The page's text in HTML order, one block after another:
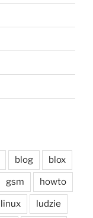
blog blox
gsm howto
linux ludzie